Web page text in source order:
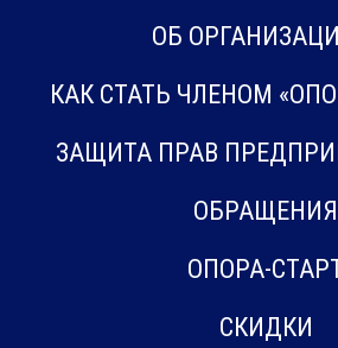
ОБ
КАК СТАТЬ ЧЛЕНОМ
ЗАЩИТА ПРАВ
ОБРАЩЕНИЯ
ОПОРА-
СКИДКИ